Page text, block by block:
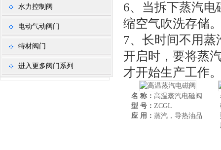
水力控制阀
电动气动阀门
特材阀门
进入更多阀门系列
6、当拆下蒸汽
缩空气吹洗存储
7、长时间不用
开启时，要将蒸
才开始生产工作
名 称： 高温蒸汽电磁阀
型 号： ZCGL
应 用： 蒸汽，导热油品